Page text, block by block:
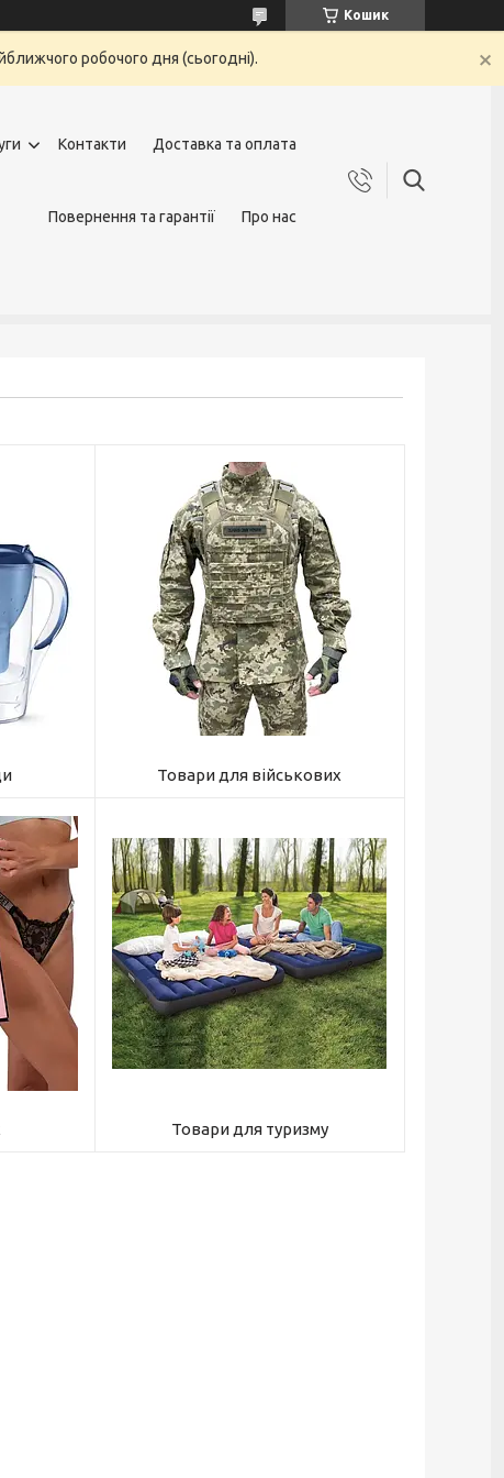
Кошик
робочого дня (сьогодні).
Контакти Доставка та оплата
Повернення та гарантії Про нас
Товари для військових
Товари для туризму